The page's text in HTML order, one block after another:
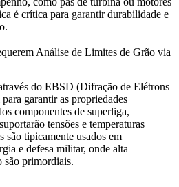
é crítica para garantir durabilidade e
Análise de Limites de Grão via
do EBSD (Difração de Elétrons
garantir as propriedades
componentes de superliga,
tensões e temperaturas
são tipicamente usados em
e defesa militar, onde alta
são primordiais.